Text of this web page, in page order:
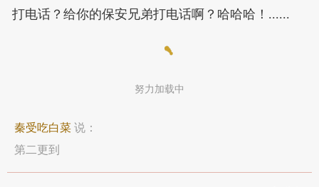
打电话？给你的保安兄弟打电话啊？哈哈哈！......
努力加载中
秦受吃白菜 说：
第二更到